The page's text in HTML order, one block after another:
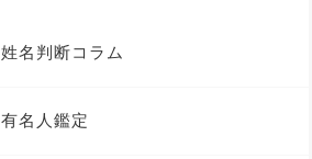
姓名判断コラム
有名人鑑定